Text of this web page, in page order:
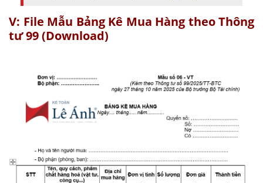
V: File Mẫu Bảng Kê Mua Hàng theo Thông
tư 99 (Download)